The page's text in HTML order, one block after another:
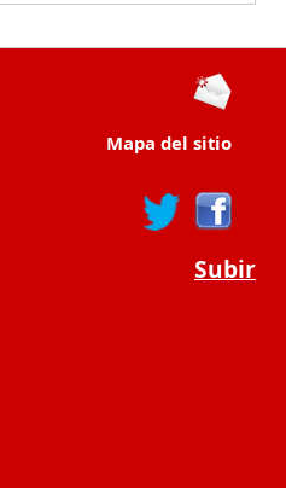
Mapa del sitio
Subir